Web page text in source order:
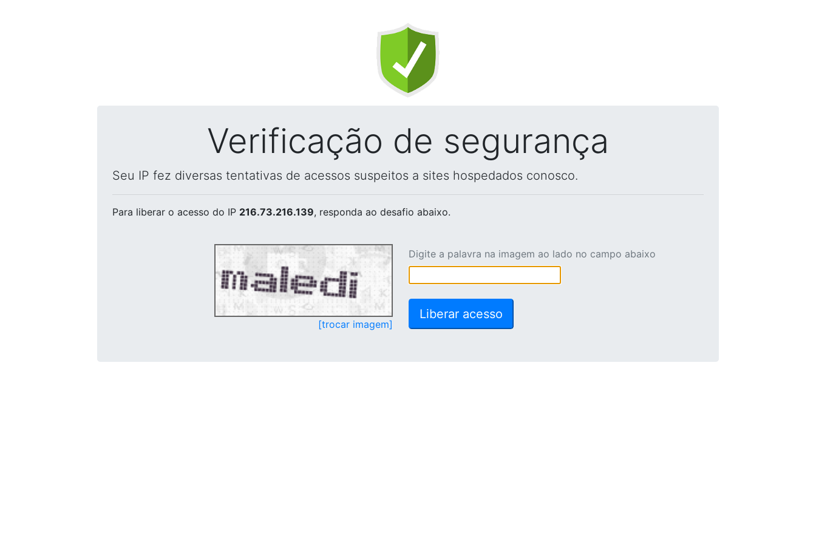
Verificação de segurança
Seu IP fez diversas tentativas de acessos suspeitos a sites hospedados conosco.
Para liberar o acesso do IP 216.73.216.139, responda ao desafio abaixo.
[trocar imagem]
Digite a palavra na imagem ao lado no campo abaixo